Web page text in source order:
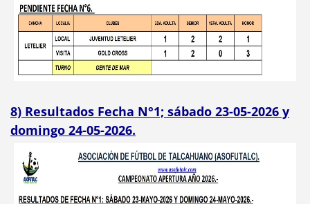
8) Resultados Fecha N°1; sábado 23-05-2026 y
domingo 24-05-2026.